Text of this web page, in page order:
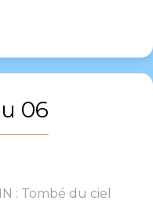
06
: Tombé du ciel